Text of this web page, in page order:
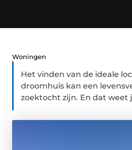
Woningen
Het vinden van de ideale
droomhuis kan een
zoektocht zijn. En dat weet